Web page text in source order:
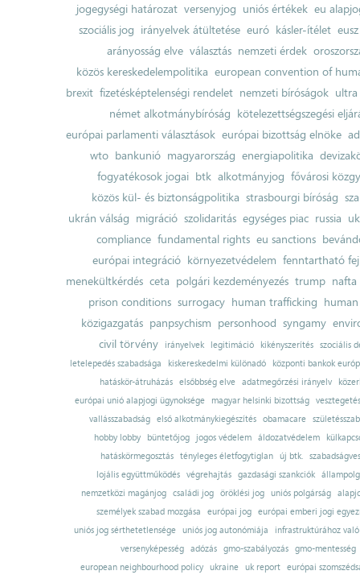
jogegységi határozat versenyjog uniós értékek eu
szociális jog irányelvek átültetése euró kásler-ítélet
arányosság elve választás nemzeti érdek
közös kereskedelempolitika european convention of
brexit fizetésképtelenségi rendelet nemzeti bíróságok ultra
német alkotmánybíróság kötelezettségszegési
európai parlamenti választások európai bizottság elnöke
wto bankunió magyarország energiapolitika
fogyatékosok jogai btk alkotmányjog fővárosi
közös kül- és biztonságpolitika strasbourgi bíróság
ukrán válság migráció szolidaritás egységes piac russia
compliance fundamental rights eu sanctions
európai integráció környezetvédelem fenntartható
menekültkérdés ceta polgári kezdeményezés trump nafta
prison conditions surrogacy human trafficking
közigazgatás panpsychism personhood syngamy
civil törvény
irányelvek legitimáció kikényszerítés szociális
letelepedés szabadsága
kiskereskedelmi különadó
központi bankok
hatáskör-átruházás
elsőbbség elve adatmegőrzési irányelv
európai unió alapjogi ügynoksége
magyar helsinki bizottság
vesztegetés
vallásszabadság
első alkotmánykiegészítés obamacare
hobby lobby
büntetőjog jogos védelem áldozatvédelem
hatáskörmegosztás tényleges életfogytiglan új btk.
lojális együttműködés
végrehajtás gazdasági szankciók
nemzetközi magánjog
családi jog öröklési jog uniós polgárság
személyek szabad mozgása
európai jog európai emberi jogi
uniós jog sérthetetlensége uniós jog autonómiája
infrastruktúrához
versenyképesség adózás gmo-szabályozás gmo-mentesség
european neighbourhood policy
ukraine uk report
európai